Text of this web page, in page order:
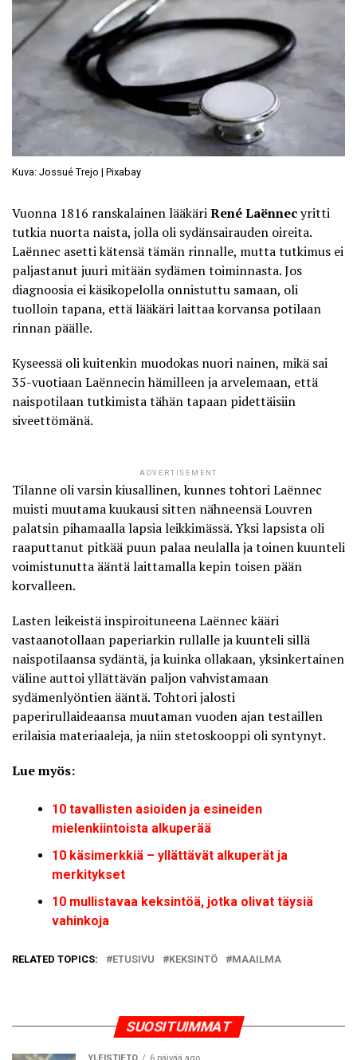
Kuva: Jossué Trejo | Pixabay
Vuonna 1816 ranskalainen lääkäriRené Laënnecyritti
tutkia nuorta naista, jolla oli sydänsairauden oireita.
Laënnec asetti kätensä tämän rinnalle, mutta tutkimus ei
paljastanut juuri mitään sydämen toiminnasta. Jos
diagnoosia ei käsikopelolla onnistuttu samaan, oli
tuolloin tapana, että lääkäri laittaa korvansa potilaan
rinnan päälle.
Kyseessä oli kuitenkin muodokas nuori nainen, mikä sai
35-vuotiaan Laënnecin hämilleen ja arvelemaan, että
naispotilaan tutkimista tähän tapaan pidettäisiin
siveettömänä.
ADVERTISEMENT
Tilanne oli varsin kiusallinen, kunnes tohtori Laënnec
muisti muutama kuukausi sitten nähneensä Louvren
palatsin pihamaalla lapsia leikkimässä. Yksi lapsista oli
raaputtanut pitkää puun palaa neulalla ja toinen kuunteli
voimistunutta ääntä laittamalla kepin toisen pään
korvalleen.
Lasten leikeistä inspiroituneena Laënnec kääri
vastaanotollaan paperiarkin rullalle ja kuunteli sillä
naispotilaansa sydäntä, ja kuinka ollakaan, yksinkertainen
väline auttoi yllättävän paljon vahvistamaan
sydämenlyöntien ääntä. Tohtori jalosti
paperirullaideaansa muutaman vuoden ajan testaillen
erilaisia materiaaleja, ja niin stetoskooppi oli syntynyt.
Lue myös:
10 tavallisten asioiden ja esineiden
mielenkiintoista alkuperää
10 käsimerkkiä – yllättävät alkuperät ja
merkitykset
10 mullistavaa keksintöä, jotka olivat täysiä
vahinkoja
RELATED TOPICS: ETUSIVU KEKSINTÖ MAAILMA
SUOSITUIMMAT
YLEISTIETO 6 päivää ago